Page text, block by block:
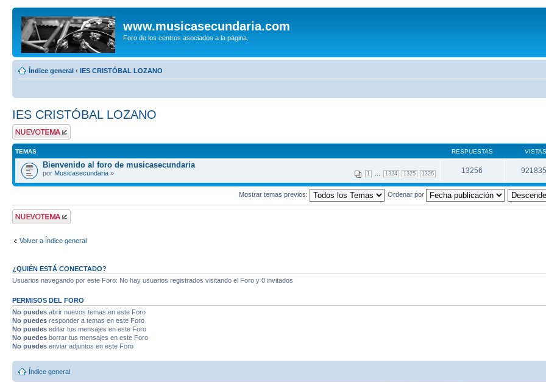
www.musicasecundaria.com
Foro de los centros asociados a la página.
Índice general ‹ IES CRISTÓBAL LOZANO
IES CRISTÓBAL LOZANO
Publicar un nuevo
tema
TEMAS RESPUESTAS VISTAS
Bienvenido al foro de musicasecundaria
1 1324 1325 1326
por Musicasecundaria » 13256
Mostrar temas previos: Ordenar por
Publicar un nuevo
tema
Volver a Índice general
¿QUIÉN ESTÁ CONECTADO?
Usuarios navegando por este Foro: No hay usuarios registrados visitando el Foro y 0 invitados
PERMISOS DEL FORO
No puedes abrir nuevos temas en este Foro
No puedes responder a temas en este Foro
No puedes editar tus mensajes en este Foro
No puedes borrar tus mensajes en este Foro
No puedes enviar adjuntos en este Foro
Índice general